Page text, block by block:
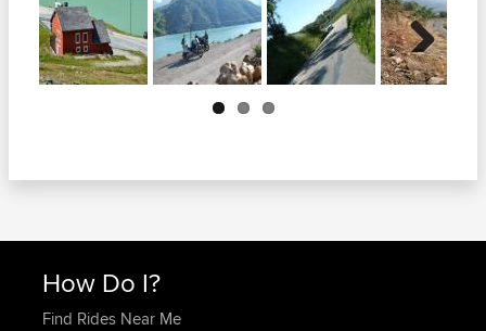
Next
How Do I?
Find Rides Near Me